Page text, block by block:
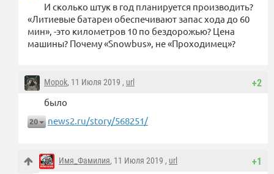
И сколько штук в год планируется производить?
«Литиевые батареи обеспечивают запас хода до 60
мин», -это километров 10 по бездорожью? Цена
машины? Почему «Snowbus», не «Проходимец»?
+2
Mopok, 11 Июля 2019 , url
было
20 news2.ru/story/568251/
+1
Имя_Фамилия, 11 Июля 2019 , url